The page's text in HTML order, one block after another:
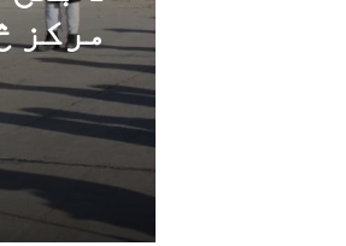
د بلخ
مرکز څخه
خوشې
شوي